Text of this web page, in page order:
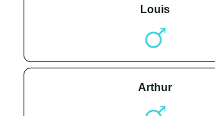
louis
arthur